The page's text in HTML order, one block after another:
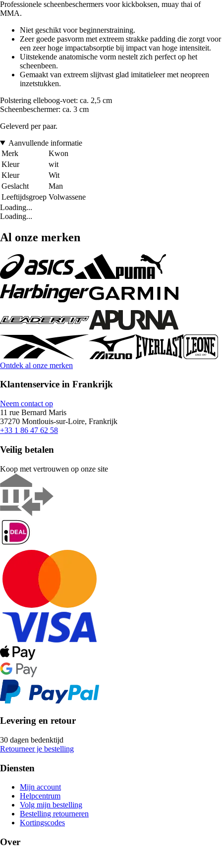
Professionele scheenbeschermers voor kickboksen, muay thai of
MMA.
Niet geschikt voor beginnerstraining.
Zeer goede pasvorm met extreem strakke padding die zorgt voor
een zeer hoge impactabsorptie bij impact van hoge intensiteit.
Uitstekende anatomische vorm nestelt zich perfect op het
scheenbeen.
Gemaakt van extreem slijtvast glad imitatieleer met neopreen
inzetstukken.
Polstering elleboog-voet: ca. 2,5 cm
Scheenbeschermer: ca. 3 cm
Geleverd per paar.
Aanvullende informatie
Merk
Kwon
Kleur
wit
Kleur
Wit
Geslacht
Man
Leeftijdsgroep Volwassene
Loading...
Loading...
Al onze merken
Ontdek al onze merken
Klantenservice in Frankrijk
Neem contact op
11 rue Bernard Maris
37270 Montlouis-sur-Loire, Frankrijk
+33 1 86 47 62 58
Veilig betalen
Koop met vertrouwen op onze site
Levering en retour
30 dagen bedenktijd
Retourneer je bestelling
Diensten
Mijn account
Helpcentrum
Volg mijn bestelling
Bestelling retourneren
Kortingscodes
Over